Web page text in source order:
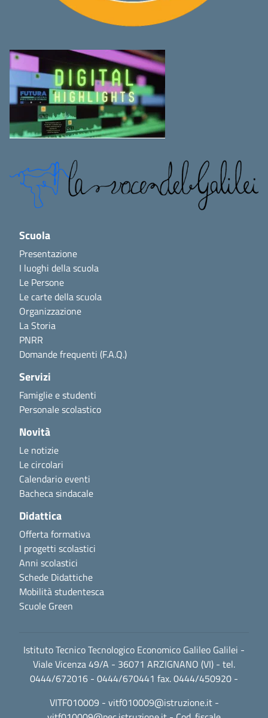
Scuola
Presentazione
I luoghi della scuola
Le Persone
Le carte della scuola
Organizzazione
La Storia
PNRR
Domande frequenti (F.A.Q.)
Servizi
Famiglie e studenti
Personale scolastico
Novità
Le notizie
Le circolari
Calendario eventi
Bacheca sindacale
Didattica
Offerta formativa
I progetti scolastici
Anni scolastici
Schede Didattiche
Mobilità studentesca
Scuole Green
Istituto Tecnico Tecnologico Economico Galileo Galilei -
Viale Vicenza 49/A - 36071 ARZIGNANO (VI) - tel.
0444/672016 - 0444/670441 fax. 0444/450920 -
VITF010009 - vitf010009@istruzione.it-